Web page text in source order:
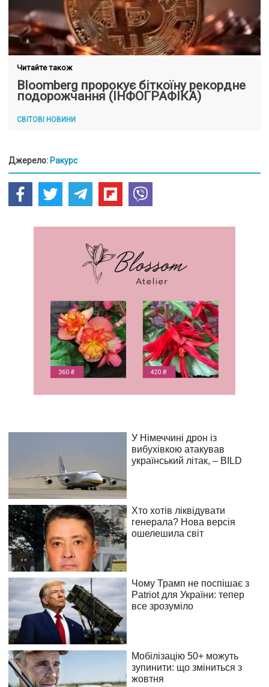
Читайте також
Bloomberg пророкує біткоїну рекордне
подорожчання (ІНФОГРАФІКА)
СВІТОВІ НОВИНИ
Джерело: Ракурс